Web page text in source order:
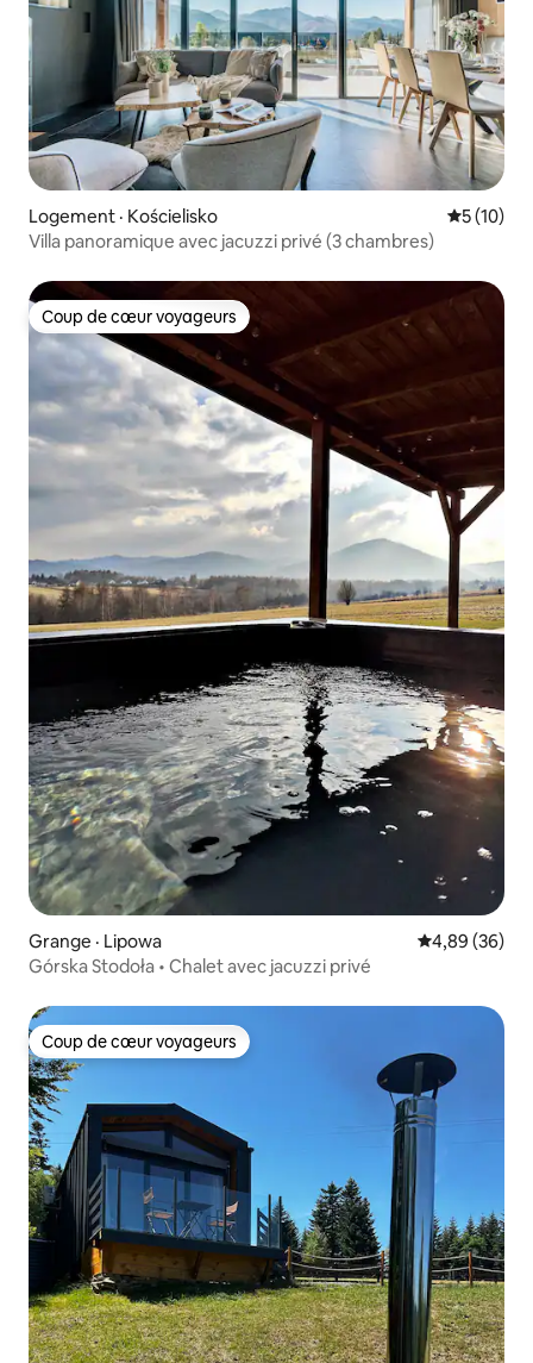
Logement · Kościelisko Note
5 (10)
Villa panoramique avec jacuzzi privé (3 chambres)
Coup de cœur voyageurs
Coup de cœur voyageurs
Grange · Lipowa Note
4,89 (36)
Górska Stodoła • Chalet avec jacuzzi privé
Coup de cœur voyageurs
Coup de cœur voyageurs